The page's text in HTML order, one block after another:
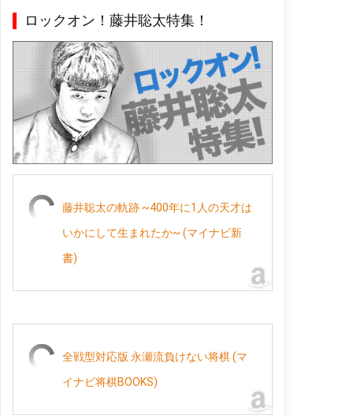
ロックオン！藤井聡太特集！
藤井聡太の軌跡 ~400年に1人の天才は
いかにして生まれたか~ (マイナビ新
書)
全戦型対応版 永瀬流負けない将棋 (マ
イナビ将棋BOOKS)